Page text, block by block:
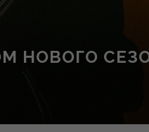
НОВОГО